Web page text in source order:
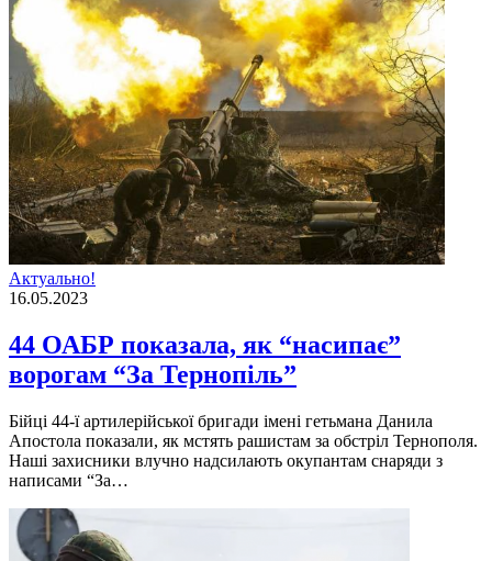
Актуально!
16.05.2023
44 ОАБР показала, як “насипає”
ворогам “За Тернопіль”
Бійці 44-ї артилерійської бригади імені гетьмана Данила
Апостола показали, як мстять рашистам за обстріл Тернополя.
Наші захисники влучно надсилають окупантам снаряди з
написами “За…